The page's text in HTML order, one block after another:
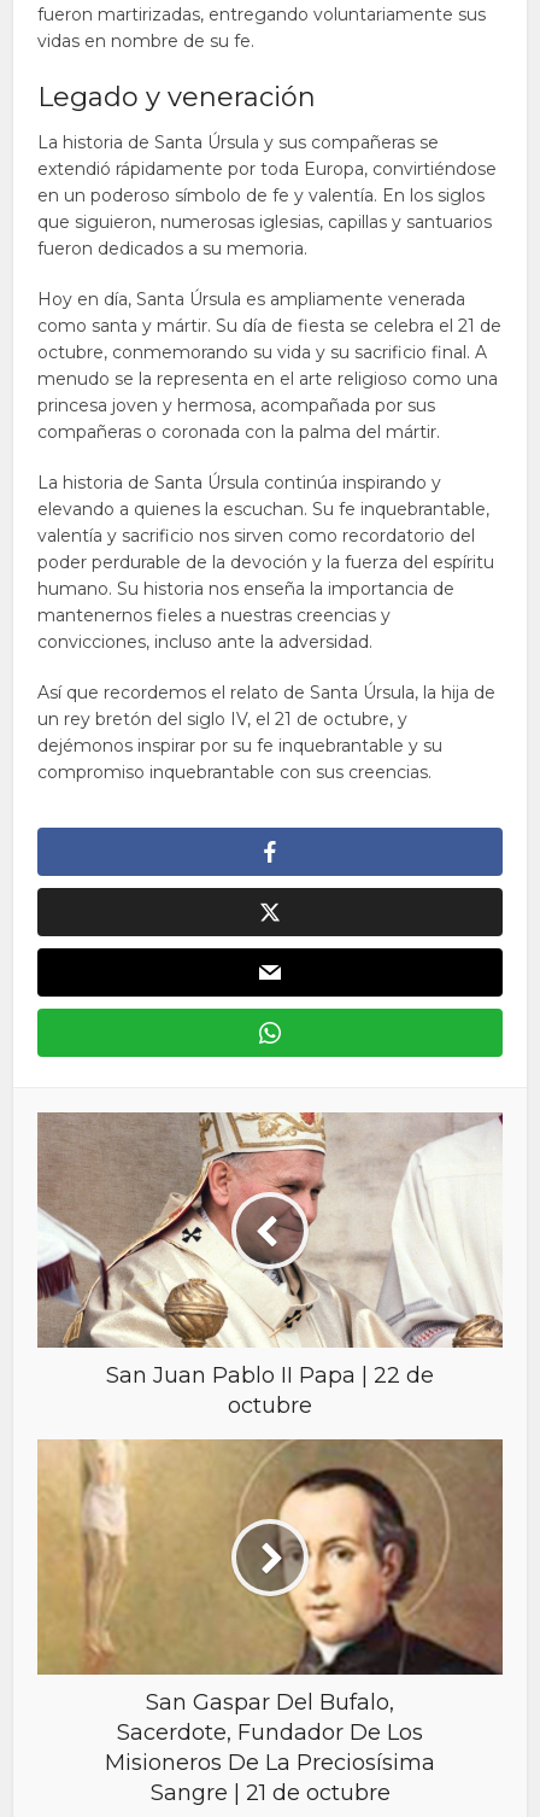
fueron martirizadas, entregando voluntariamente sus
vidas en nombre de su fe.
Legado y veneración
La historia de Santa Úrsula y sus compañeras se
extendió rápidamente por toda Europa, convirtiéndose
en un poderoso símbolo de fe y valentía. En los siglos
que siguieron, numerosas iglesias, capillas y santuarios
fueron dedicados a su memoria.
Hoy en día, Santa Úrsula es ampliamente venerada
como santa y mártir. Su día de fiesta se celebra el 21 de
octubre, conmemorando su vida y su sacrificio final. A
menudo se la representa en el arte religioso como una
princesa joven y hermosa, acompañada por sus
compañeras o coronada con la palma del mártir.
La historia de Santa Úrsula continúa inspirando y
elevando a quienes la escuchan. Su fe inquebrantable,
valentía y sacrificio nos sirven como recordatorio del
poder perdurable de la devoción y la fuerza del espíritu
humano. Su historia nos enseña la importancia de
mantenernos fieles a nuestras creencias y
convicciones, incluso ante la adversidad.
Así que recordemos el relato de Santa Úrsula, la hija de
un rey bretón del siglo IV, el 21 de octubre, y
dejémonos inspirar por su fe inquebrantable y su
compromiso inquebrantable con sus creencias.
San Juan Pablo II Papa | 22 de
octubre
San Gaspar Del Bufalo,
Sacerdote, Fundador De Los
Misioneros De La Preciosísima
Sangre | 21 de octubre